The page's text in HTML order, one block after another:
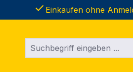
done Einkaufen ohne